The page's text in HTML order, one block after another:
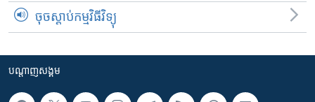
ចុចស្តាប់កម្មវិធីវិទ្យុ
បណ្តាញ​សង្គម